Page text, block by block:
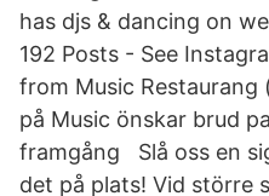
has djs & dancing on
192 Posts - See
from Music Restaurang
på Music önskar brud
framgång Slå oss en
det på plats! Vid större